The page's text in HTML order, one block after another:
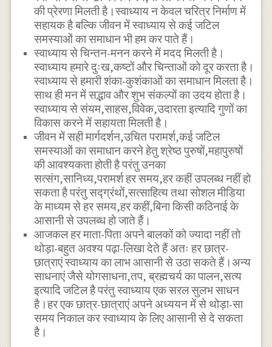
की प्रेरणा मिलती है।स्वाध्याय न केवल चरित्र निर्माण में
सहायक है बल्कि जीवन में स्वाध्याय से कई जटिल
समस्याओं का समाधान भी हम कर पाते हैं।
स्वाध्याय से चिन्तन-मनन करने में मदद मिलती है।
स्वाध्याय हमारे दुःख,कष्टों और चिन्ताओं को दूर करता है।
स्वाध्याय से हमारी शंका-कुशंकाओं का समाधान मिलता है।
साथ ही मन में सद्भाव और शुभ संकल्पों का उदय होता है।
स्वाध्याय से संयम,साहस,विवेक,उदारता इत्यादि गुणों का
विकास करने में सहायता मिलती है।
जीवन में सही मार्गदर्शन,उचित परामर्श,कई जटिल
समस्याओं का समाधान करने हेतु श्रेष्ठ पुरुषों,महापुरुषों
की आवश्यकता होती है परंतु उनका
सत्संग,सानिध्य,परामर्श हर समय,हर कहीं उपलब्ध नहीं हो
सकता है परंतु सद्ग्रंथों,सत्साहित्य तथा सोशल मीडिया
के माध्यम से हर समय,हर कहीं,बिना किसी कठिनाई के
आसानी से उपलब्ध हो जाते हैं।
आजकल हर माता-पिता अपने बालकों को ज्यादा नहीं तो
थोड़ा-बहुत अवश्य पढ़ा-लिखा देते हैं अतः हर छात्र-
छात्राएं स्वाध्याय का लाभ आसानी से उठा सकते हैं।अन्य
साधनाएं जैसे योगसाधना,तप, ब्रह्मचर्य का पालन,सत्य
इत्यादि जटिल है परंतु स्वाध्याय एक सरल सुलभ साधन
है।हर एक छात्र-छात्राएं अपने अध्ययन में से थोड़ा-सा
समय निकाल कर स्वाध्याय के लिए आसानी से दे सकता
है।